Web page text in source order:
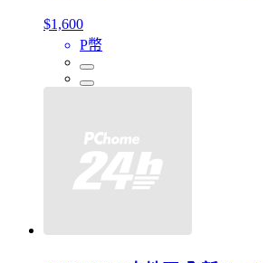
$1,600
P幣